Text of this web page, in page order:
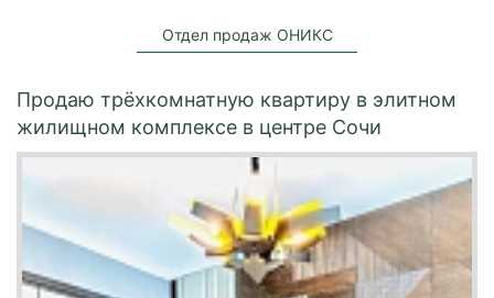
Отдел продаж ОНИКС
Продаю трёхкомнатную квартиру в элитном
жилищном комплексе в центре Сочи